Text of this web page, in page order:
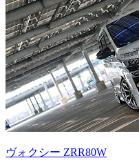
ヴォクシー ZRR80W